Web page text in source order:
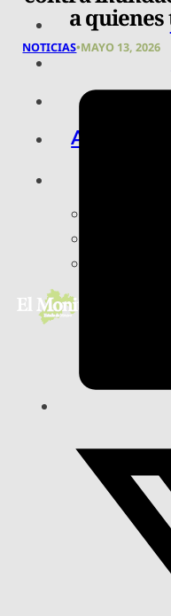
ARTE,
a
NOTICIAS•MAYO 13, 2026